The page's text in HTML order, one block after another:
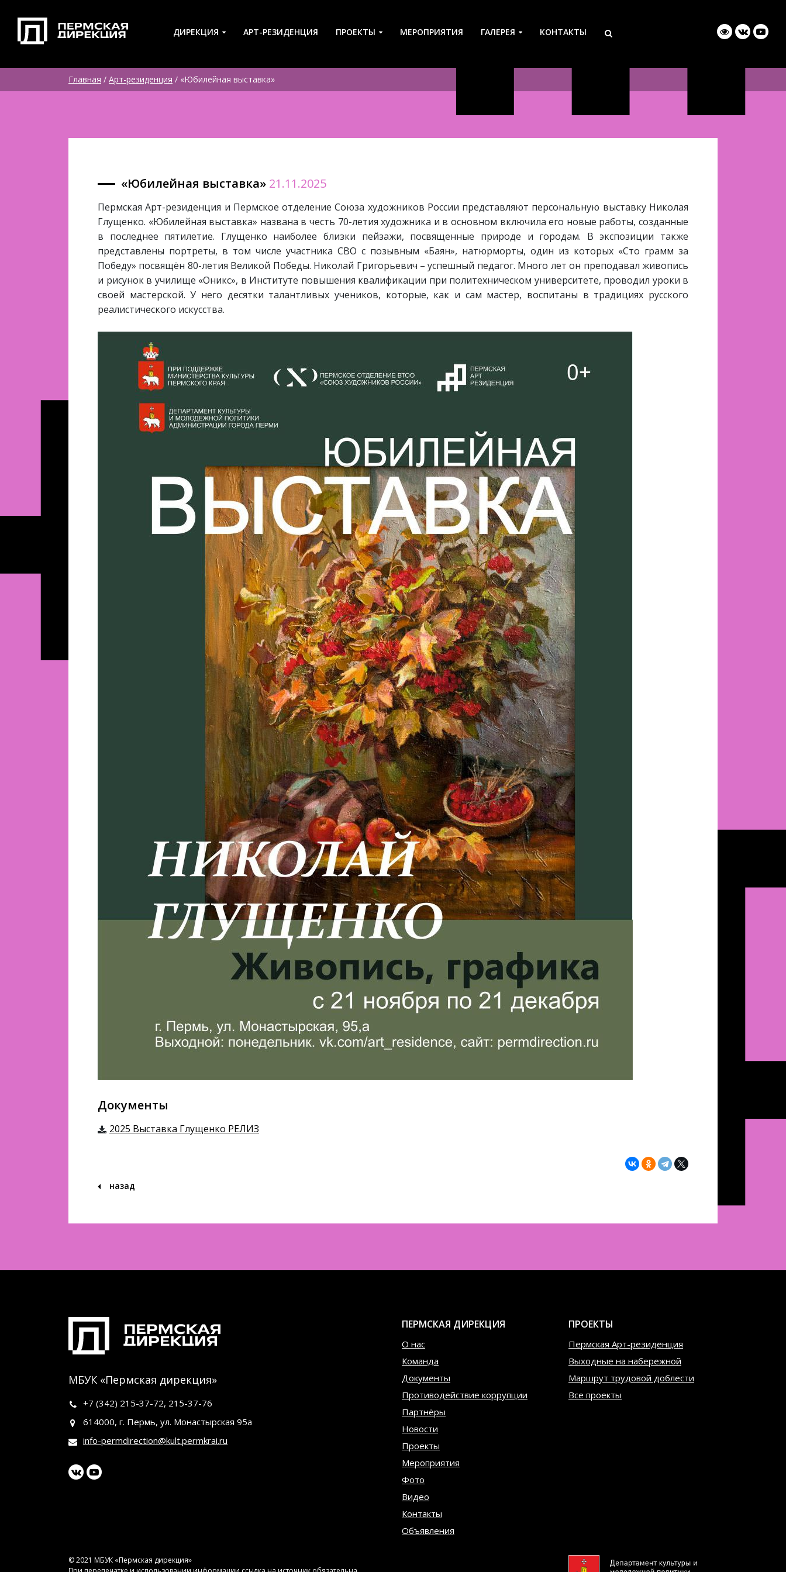
ДИРЕКЦИЯ АРТ-РЕЗИДЕНЦИЯ ПРОЕКТЫ МЕРОПРИЯТИЯ ГАЛЕРЕЯ КОНТАКТЫ
Главная / Арт-резиденция / «Юбилейная выставка»
«Юбилейная выставка» 21.11.2025
Пермская Арт-резиденция и Пермское отделение Союза художников России представляют персональную выставку Николая
Глущенко. «Юбилейная выставка» названа в честь 70-летия художника и в основном включила его новые работы, созданные
в последнее пятилетие. Глущенко наиболее близки пейзажи, посвященные природе и городам. В экспозиции также
представлены портреты, в том числе участника СВО с позывным «Баян», натюрморты, один из которых «Сто грамм за
Победу» посвящён 80-летия Великой Победы. Николай Григорьевич – успешный педагог. Много лет он преподавал живопись
и рисунок в училище «Оникс», в Институте повышения квалификации при политехническом университете, проводил уроки в
своей мастерской. У него десятки талантливых учеников, которые, как и сам мастер, воспитаны в традициях русского
реалистического искусства.
Документы
2025 Выставка Глущенко РЕЛИЗ
назад
МБУК «Пермская дирекция»
+7 (342) 215-37-72, 215-37-76
614000, г. Пермь, ул. Монастырская 95а
info-permdirection@kult.permkrai.ru
ПЕРМСКАЯ ДИРЕКЦИЯ
О нас
Команда
Документы
Противодействие коррупции
Партнёры
Новости
Проекты
Мероприятия
Фото
Видео
Контакты
Объявления
ПРОЕКТЫ
Пермская Арт-резиденция
Выходные на набережной
Маршрут трудовой доблести
Все проекты
© 2021 МБУК «Пермская дирекция»